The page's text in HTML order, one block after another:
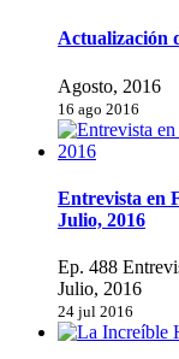
Actualización
Agosto, 2016
16 ago 2016
Entrevista en
Julio, 2016
Ep. 488
Julio, 2016
24 jul 2016